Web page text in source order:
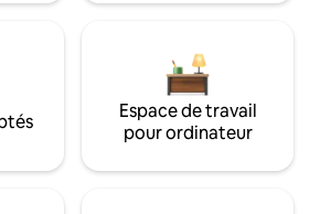
Espace de travail
pour ordinateur